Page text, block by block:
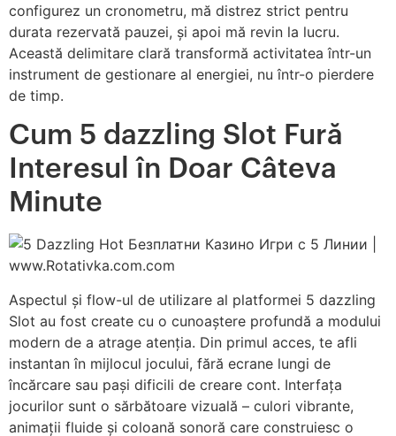
configurez un cronometru, mă distrez strict pentru
durata rezervată pauzei, și apoi mă revin la lucru.
Această delimitare clară transformă activitatea într-un
instrument de gestionare al energiei, nu într-o pierdere
de timp.
Cum 5 dazzling Slot Fură
Interesul în Doar Câteva
Minute
Aspectul și flow-ul de utilizare al platformei 5 dazzling
Slot au fost create cu o cunoaștere profundă a modului
modern de a atrage atenția. Din primul acces, te afli
instantan în mijlocul jocului, fără ecrane lungi de
încărcare sau pași dificili de creare cont. Interfața
jocurilor sunt o sărbătoare vizuală – culori vibrante,
animații fluide și coloană sonoră care construiesc o